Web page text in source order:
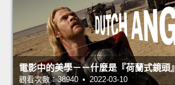
電影中的美學－－什麼是『荷蘭式鏡頭
觀看次數：38940 • 2022-03-10